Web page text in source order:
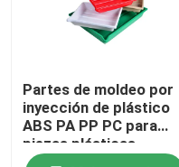
Partes de moldeo por
inyección de plástico
ABS PA PP PC para
piezas plásticas
médicas